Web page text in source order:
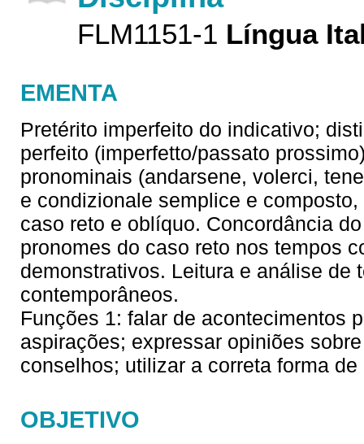
FLM1151-1 Língua
EMENTA
Pretérito imperfeito do indicativo;
perfeito (imperfetto/passato
pronominais (andarsene, volerci,
e condizionale semplice e
caso reto e oblíquo. Concordância
pronomes do caso reto nos tempos
demonstrativos. Leitura e análise de
contemporâneos.
Funções 1: falar de acontecimentos
aspirações; expressar opiniões
conselhos; utilizar a correta forma de
OBJETIVO